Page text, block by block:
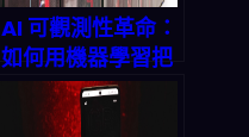
AI 可觀測性革命：
如何用機器學習把
機房告警變成營收
引擎？2026 年企